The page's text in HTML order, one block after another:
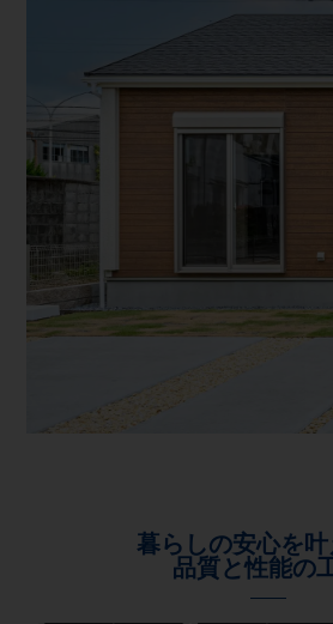
暮らしの安心を叶
品質と性能の